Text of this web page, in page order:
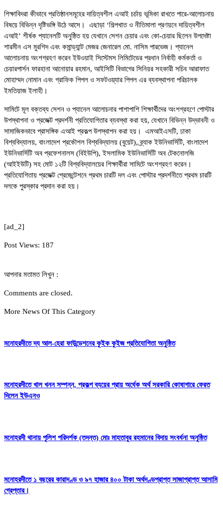
শিক্ষাবিদরা কীভাবে প্রতিষ্ঠানসমূহের দায়িত্বশীল এআই চর্চায় ভূমিকা রাখতে পারে-আলোচনায়
বিষয়ে বিভিন্ন দৃষ্টিভঙ্গি উঠে আসে। এছাড়া ‘শিল্পখাত ও নীতিমালা প্রণয়নে দায়িত্বশীল
এআই’ শীর্ষক প্যানেলটি অনুষ্ঠিত হয় যেখানে সেশন চেয়ার এবং কো-চেয়ার ছিলেন উপদেষ্টা
শারমীন এস মুরশিদ এবং কমান্ড্যান্ট মেজর জেনারেল মো. নাসিম পারভেজ। প্যানেল
আলোচনায় অংশগ্রহণ করেন ইউওয়াই সিস্টেমস লিমিটেডের প্রধান নির্বাহী কর্মকর্তা ও
চেয়ারপার্সন ফারহানা আনোয়ার রহমান, আইসিটি বিভাগের সিনিয়র সহকারী সচিব আরাফাত
মোহাম্মদ নোমান এবং গ্রাফিক পিপল ও সফটওয়্যার পিপল এর ব্যবস্থাপনা পরিচালক
ইমতিয়াজ ইলাহী।
সামিটে মূল বক্তব্য সেশন ও প্যানেল আলোচনার পাশাপাশি শিক্ষার্থীদের অংশগ্রহণে পোস্টার
উপস্থাপনা ও প্রজেক্ট প্রদর্শনী প্রতিযোগিতার ব্যবস্থা করা হয়, যেখানে বিভিন্ন উদ্ভাবনী ও
সামাজিকভাবে প্রাসঙ্গিক এআই প্রকল্প উপস্থাপন করা হয়। এমআইএসটি, ঢাকা
বিশ্ববিদ্যালয়, বাংলাদেশ প্রকৌশল বিশ্ববিদ্যালয় (বুয়েট), ব্র্যাক ইউনিভার্সিটি, বাংলাদেশ
ইউনিভার্সিটি অব প্রফেশনালস (বিইউপি), ইসলামিক ইউনিভার্সিটি অব টেকনোলজি
(আইইউটি) সহ মোট ১২টি বিশ্ববিদ্যালয়ের শিক্ষার্থীরা সামিটে অংশগ্রহণ করেন।
প্রতিযোগিতায় প্রজেক্ট প্রেজেন্টেশনে প্রথম চারটি দল এবং পোস্টার প্রদর্শনীতে প্রথম চারটি
দলকে পুরস্কার প্রদান করা হয়।
[ad_2]
Post Views: 187
আপনার মতামত লিখুন :
Comments are closed.
More News Of This Category
মনোহরদীতে দ্য আল-হেরা ফাউন্ডেশনের কুইক কুইজ প্রতিযোগিতা অনুষ্ঠিত
মনোহরদীতে খাল খনন সম্পন্ন, প্রকল্প ব্যয়ের প্রায় অর্ধেক অর্থ সরকারি কোষাগারে ফেরত
দিলেন ইউএনও
মনোহরদী থানায় পুলিশ পরিদর্শক (তদন্ত) মোঃ মাহতাবুর রহমানের বিদায় সংবর্ধনা অনুষ্ঠিত
মনোহরদীতে ১ বছরের কারাদণ্ড ও ৯৭ হাজার ৪০০ টাকা অর্থদণ্ডপ্রাপ্ত সাজাপ্রাপ্ত আসামি
গ্রেপ্তার।